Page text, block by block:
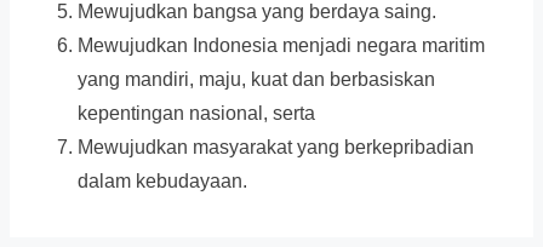
Mewujudkan bangsa yang berdaya saing.
Mewujudkan Indonesia menjadi negara maritim
yang mandiri, maju, kuat dan berbasiskan
kepentingan nasional, serta
Mewujudkan masyarakat yang berkepribadian
dalam kebudayaan.